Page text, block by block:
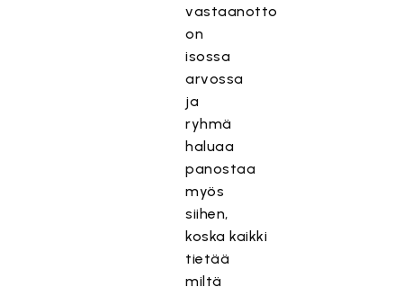
vastaanotto
on
isossa
arvossa
ja
ryhmä
haluaa
panostaa
myös
siihen,
koska kaikki
tietää
miltä